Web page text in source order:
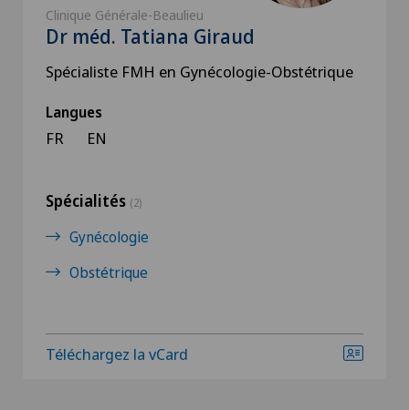
Clinique Générale-Beaulieu
Dr méd. Tatiana Giraud
Spécialiste FMH en Gynécologie-Obstétrique
Langues
FR EN
Spécialités (2)
Gynécologie
Obstétrique
Téléchargez la vCard